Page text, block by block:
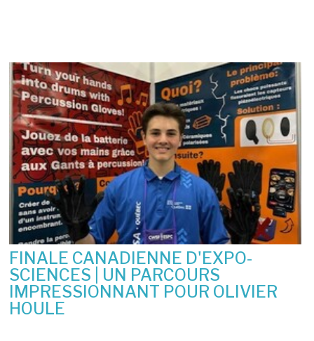
FINALE CANADIENNE D'EXPO-
SCIENCES | UN PARCOURS
IMPRESSIONNANT POUR OLIVIER
HOULE